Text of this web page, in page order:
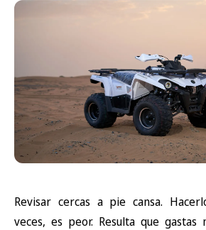
Revisar cercas a pie cansa.
veces, es peor. Resulta que gastas